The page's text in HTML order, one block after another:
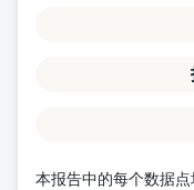
本报告中的每个数据